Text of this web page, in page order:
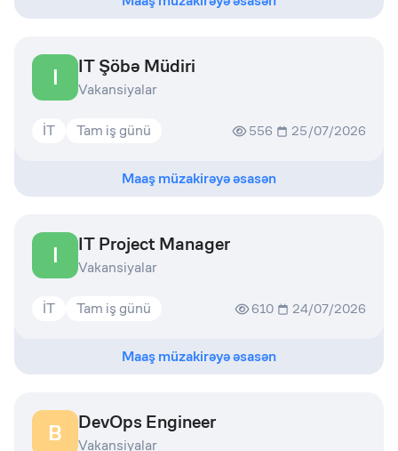
I IT Şöbə Müdiri
Vakansiyalar
İT Tam iş günü 556 25/07/2026
Maaş müzakirəyə əsasən
I IT Project Manager
Vakansiyalar
İT Tam iş günü 610 24/07/2026
Maaş müzakirəyə əsasən
B DevOps Engineer
Vakansiyalar